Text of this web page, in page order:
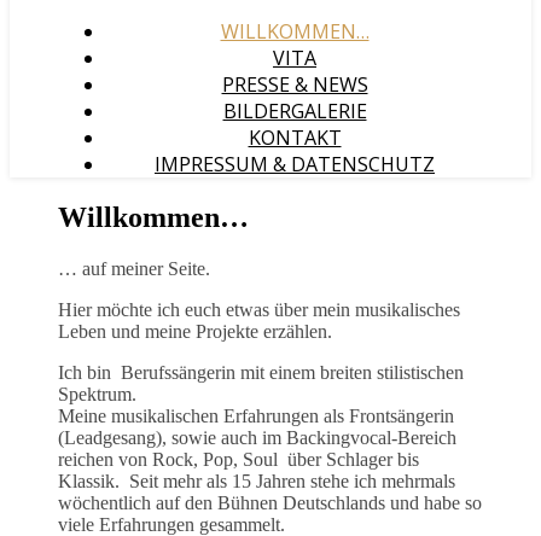
WILLKOMMEN…
VITA
PRESSE & NEWS
BILDERGALERIE
KONTAKT
IMPRESSUM & DATENSCHUTZ
Willkommen…
… auf meiner Seite.
Hier möchte ich euch etwas über mein musikalisches
Leben und meine Projekte erzählen.
Ich bin Berufssängerin mit einem breiten stilistischen
Spektrum.
Meine musikalischen Erfahrungen als Frontsängerin
(Leadgesang), sowie auch im Backingvocal-Bereich
reichen von Rock, Pop, Soul über Schlager bis
Klassik. Seit mehr als 15 Jahren stehe ich mehrmals
wöchentlich auf den Bühnen Deutschlands und habe so
viele Erfahrungen gesammelt.